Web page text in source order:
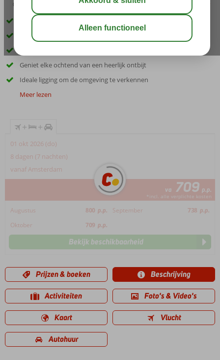
03:30
Inclusief huurauto
Rustig gelegen en vlak bij het strand
Geniet elke ochtend van een heerlijk ontbijt
Ideale ligging om de omgeving te verkennen
Meer lezen
+ +
01 okt 2026 (do)
8 dagen (7 nachten)
vanaf Amsterdam
va 709 p.p.
*incl. alle verplichte kosten
Augustus 800 p.p. September 738 p.p.
Oktober
709 p.p.
Bekijk beschikbaarheid
Prijzen & boeken Beschrijving
Activiteiten Foto's & Video's
Kaart Vlucht
Autohuur